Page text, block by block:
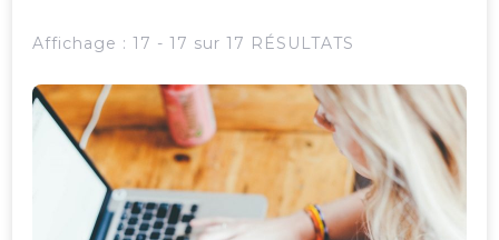
Affichage : 17 - 17 sur 17 RÉSULTATS